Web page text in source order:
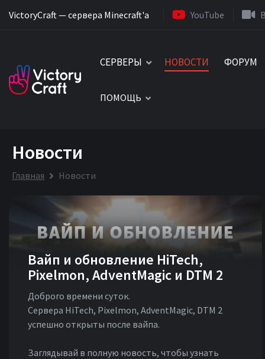
VictoryCraft — сервера Minecraft'a YouTube
СЕРВЕРЫ НОВОСТИ ФОРУМ
ПОМОЩЬ
Новости
Главная Новости
Вайп и обновление HiTech,
Pixelmon, AdventMagic и DTM 2
Доброго времени суток.
Сервера HiTech, Pixelmon, AdventMagic, DTM 2
успешно открыты после вайпа.
Заглядывай в полную новость, чтобы узнать